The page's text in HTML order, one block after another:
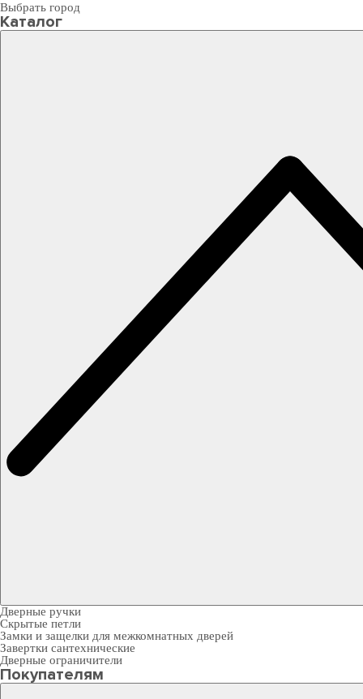
Выбрать город
Каталог
Дверные ручки
Скрытые петли
Замки и защелки для межкомнатных дверей
Завертки сантехнические
Дверные ограничители
Покупателям